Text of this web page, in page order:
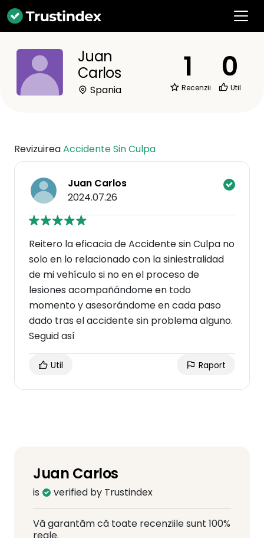
Juan
Carlos
Spania
1
Recenzii
0
Util
RevizuireaAccidente Sin Culpa
Juan Carlos
2024.07.26
Reitero la eficacia de Accidente sin Culpa no
solo en lo relacionado con la siniestralidad
de mi vehículo si no en el proceso de
lesiones acompañándome en todo
momento y asesorándome en cada paso
dado tras el accidente sin problema alguno.
Seguid así
Util Raport
Juan Carlos
is verified by Trustindex
Vă garantăm că toate recenziile sunt 100%